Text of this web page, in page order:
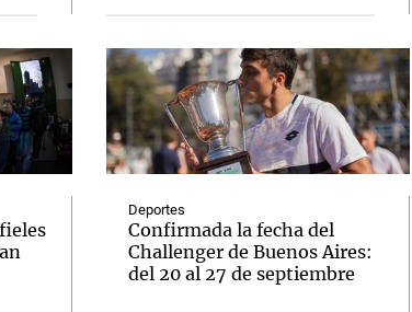
Deportes
Confirmada la fecha del
Challenger de Buenos Aires:
del 20 al 27 de septiembre
El huracán de Arequito Cadena 3 en Groenlandia